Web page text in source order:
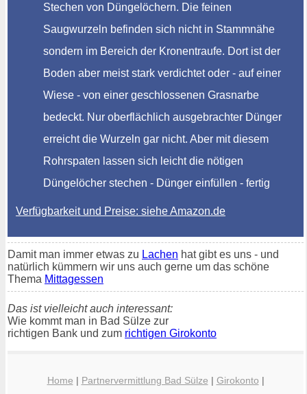
Stechen von Düngelöchern. Die feinen
Saugwurzeln befinden sich nicht in Stammnähe
sondern im Bereich der Kronentraufe. Dort ist der
Boden aber meist stark verdichtet oder - auf einer
Wiese - von einer geschlossenen Grasnarbe
bedeckt. Nur oberflächlich ausgebrachter Dünger
erreicht die Wurzeln gar nicht. Aber mit diesem
Rohrspaten lassen sich leicht die nötigen
Düngelöcher stechen - Dünger einfüllen - fertig
Verfügbarkeit und Preise: siehe Amazon.de
Damit man immer etwas zu Lachen hat gibt es uns - und
natürlich kümmern wir uns auch gerne um das schöne
Thema Mittagessen
Das ist vielleicht auch interessant:
Wie kommt man in Bad Sülze zur
richtigen Bank und zum richtigen Girokonto
Home | Partnervermittlung Bad Sülze | Girokonto |